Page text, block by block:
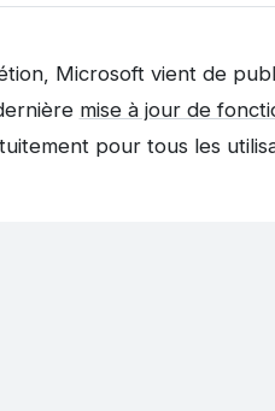
Microsoft vient de
mise à jour de
pour tous les